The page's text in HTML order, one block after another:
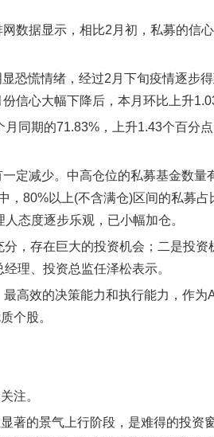
数据显示，相比2月初，私募的信
恐慌情绪，经过2月下旬疫情逐步
信心大幅下降后，本月环比上升
同期的71.83%，上升1.43个百分
定减少。中高仓位的私募基金数量
80%以上(不含满仓)区间的私募占
态度逐步乐观，已小幅加仓。
，存在巨大的投资机会；二是投资
理、投资总监任泽松表示。
高效的决策能力和执行能力，作为
个股。
注。
著的景气上行阶段，是难得的投资